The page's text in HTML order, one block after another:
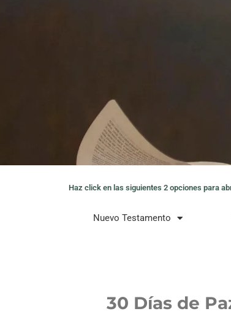
Haz click en las siguientes 2 opciones para
Nuevo Testamento
30 Días de